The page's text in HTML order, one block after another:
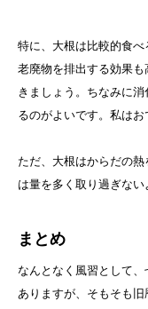
特に、大根は比較的食べ
老廃物を排出する効果
きましょう。ちなみに
るのがよいです。私はお
ただ、大根はからだの
は量を多く取り過ぎない
まとめ
なんとなく風習として
ありますが、そもそも